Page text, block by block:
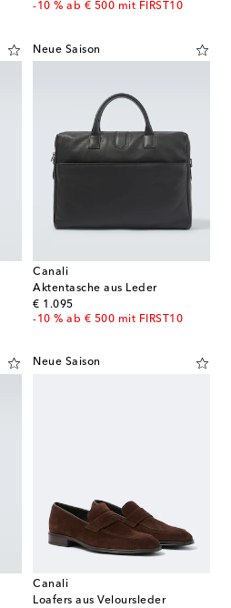
-10 % ab € 500 mit FIRST10
Neue Saison
Canali
Aktentasche aus Leder
€ 1.095
original price
-10 % ab € 500 mit FIRST10
Neue Saison
Canali
Loafers aus Veloursleder